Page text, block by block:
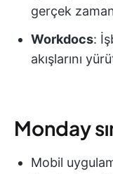
gerçek
Workdocs:
akışlarını
Monday
Mobil